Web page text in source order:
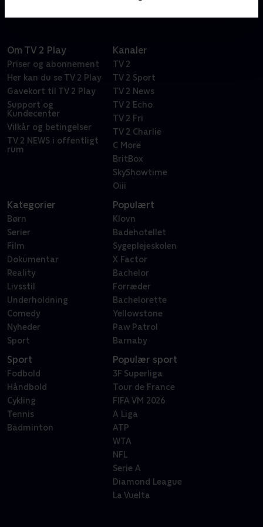
Om TV 2 Play
Priser og abonnement
Her kan du se TV 2 Play
Gavekort til TV 2 Play
Support og
Kundecenter
Vilkår og betingelser
TV 2 NEWS i offentligt
rum
Kanaler
TV 2
TV 2 Sport
TV 2 News
TV 2 Echo
TV 2 Fri
TV 2 Charlie
C More
BritBox
SkyShowtime
Oiii
Kategorier
Børn
Serier
Film
Dokumentar
Reality
Livsstil
Underholdning
Comedy
Nyheder
Sport
Populært
Klovn
Badehotellet
Sygeplejeskolen
X Factor
Bachelor
Forræder
Bachelorette
Yellowstone
Paw Patrol
Barnaby
Sport
Fodbold
Håndbold
Cykling
Tennis
Badminton
Populær sport
3F Superliga
Tour de France
FIFA VM 2026
A Liga
ATP
WTA
NFL
Serie A
Diamond League
La Vuelta